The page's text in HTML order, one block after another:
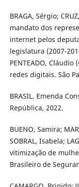
BRAGA, Sérgio;
mandato dos
internet pelos
legislatura (2007-
PENTEADO,
redes digitais. São
BRASIL. Emenda
República, 2022.
BUENO, Samira;
SOBRAL, Isabela;
vitimização de
Brasileiro de